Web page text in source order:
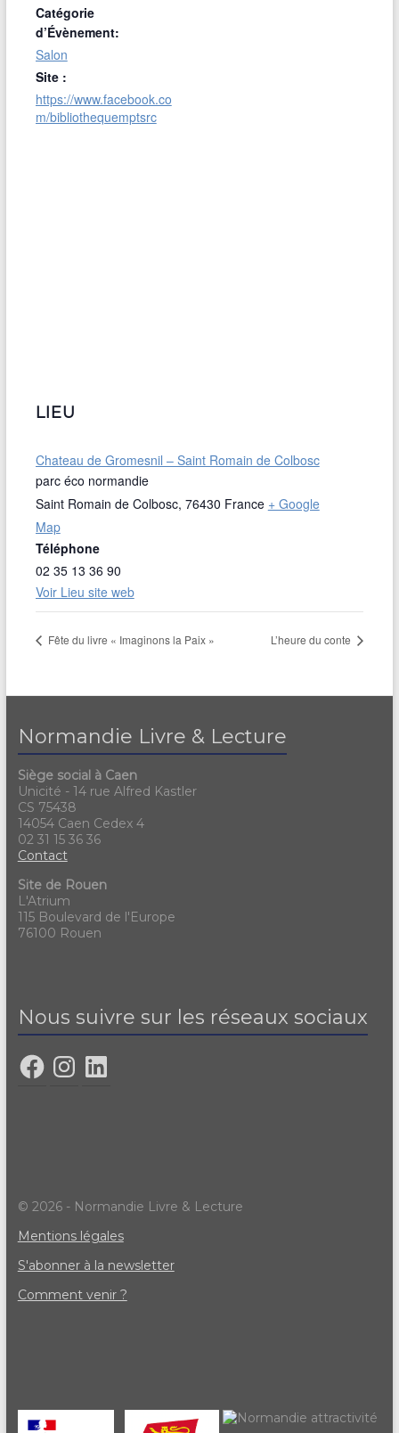
Catégorie
d’Évènement:
Salon
Site :
https://www.facebook.co
m/bibliothequemptsrc
LIEU
Chateau de Gromesnil – Saint Romain de Colbosc
parc éco normandie
Saint Romain de Colbosc, 76430 France + Google
Map
Téléphone
02 35 13 36 90
Voir Lieu site web
Fête du livre « Imaginons la Paix » L’heure du conte
Normandie Livre & Lecture
Siège social à Caen
Unicité - 14 rue Alfred Kastler
CS 75438
14054 Caen Cedex 4
02 31 15 36 36
Contact
Site de Rouen
L'Atrium
115 Boulevard de l'Europe
76100 Rouen
Nous suivre sur les réseaux sociaux
© 2026 - Normandie Livre & Lecture
Mentions légales
S'abonner à la newsletter
Comment venir ?